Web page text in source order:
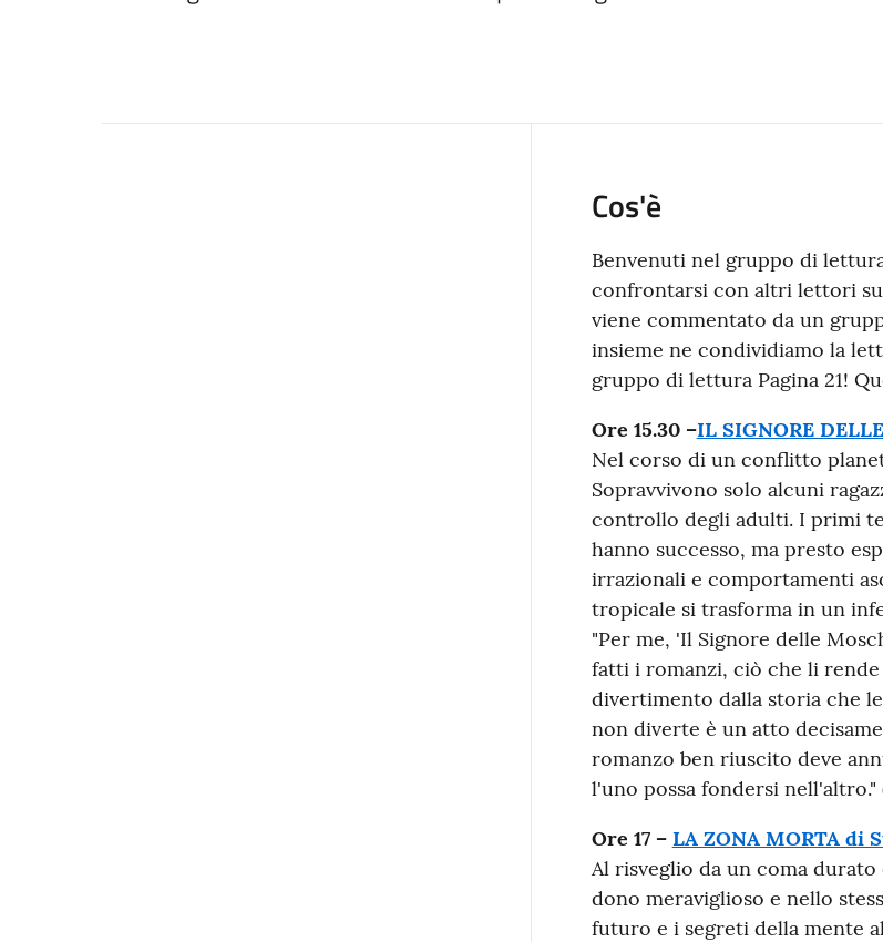
Cos'è
Benvenuti nel gruppo di
confrontarsi con altri lettori
viene commentato da un
insieme ne condividiamo la
gruppo di lettura Pagina 21!
Ore 15.30 –IL SIGNORE
Nel corso di un conflitto
Sopravvivono solo alcuni
controllo degli adulti. I primi
hanno successo, ma presto
irrazionali e comportamenti
tropicale si trasforma in un
"Per me, 'Il Signore delle
fatti i romanzi, ciò che li
divertimento dalla storia che
non diverte è un atto
romanzo ben riuscito deve
l'uno possa fondersi
Ore 17 – LA ZONA MORTA di
Al risveglio da un coma
dono meraviglioso e nello
futuro e i segreti della mente